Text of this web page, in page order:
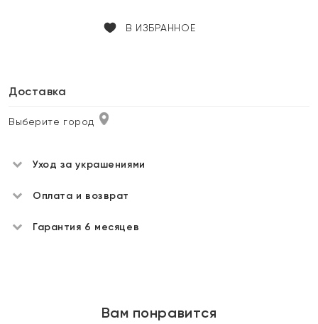
В ИЗБРАННОЕ
Доставка
Выберите город
Уход за украшениями
Оплата и возврат
Гарантия 6 месяцев
Вам понравится